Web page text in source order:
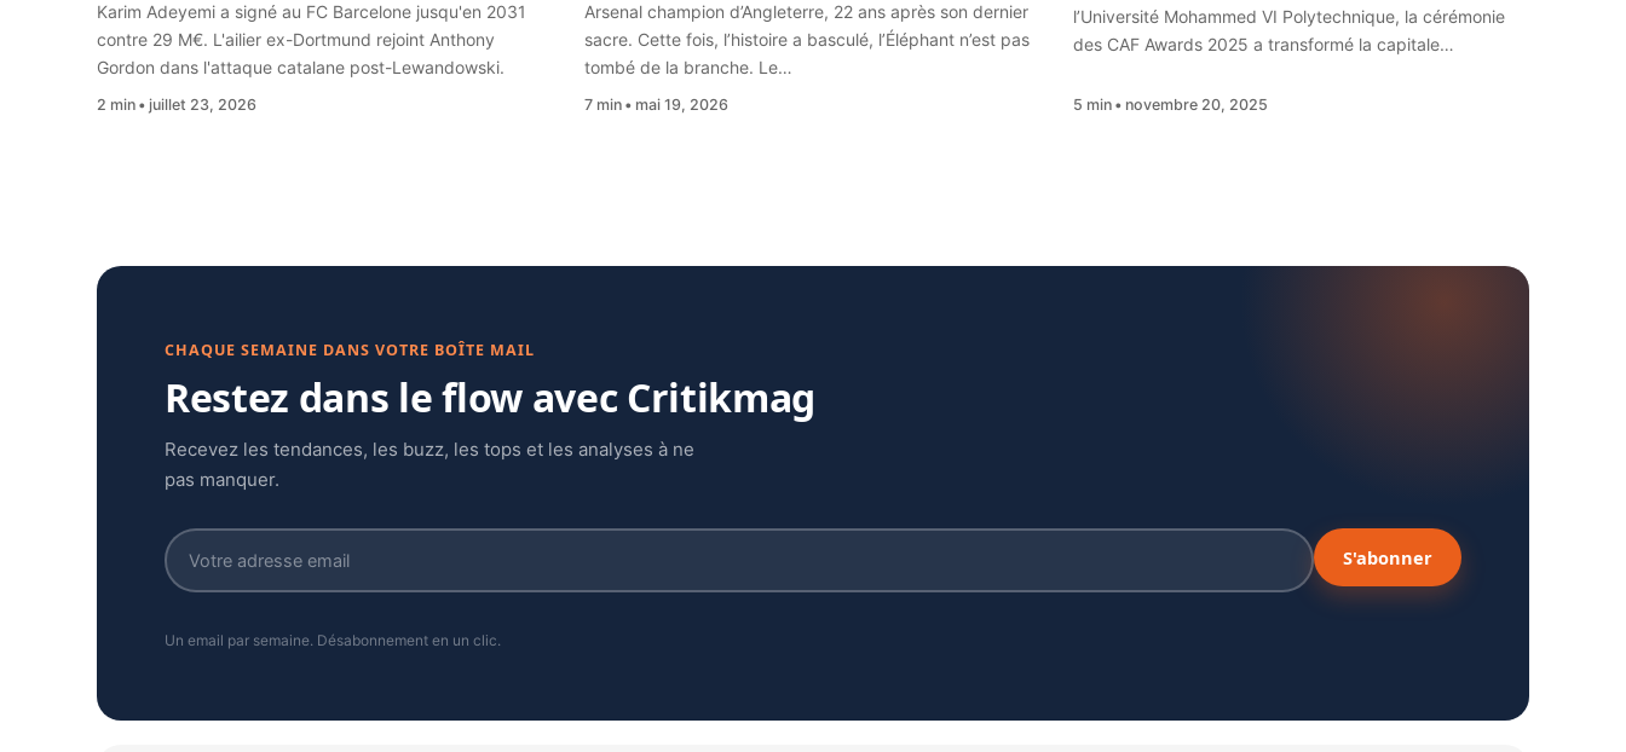
Karim Adeyemi a signé au FC Barcelone jusqu'en 2031
contre 29 M€. L'ailier ex-Dortmund rejoint Anthony
Gordon dans l'attaque catalane post-Lewandowski.
2 min juillet 23, 2026
Arsenal champion d’Angleterre, 22 ans après son dernier
sacre. Cette fois, l’histoire a basculé, l’Éléphant n’est pas
tombé de la branche. Le…
7 min mai 19, 2026
l’Université Mohammed VI Polytechnique, la cérémonie
des CAF Awards 2025 a transformé la capitale…
5 min novembre 20, 2025
CHAQUE SEMAINE DANS VOTRE BOÎTE MAIL
Restez dans le flow avec Critikmag
Recevez les tendances, les buzz, les tops et les analyses à ne
pas manquer.
S'abonner
Un email par semaine. Désabonnement en un clic.